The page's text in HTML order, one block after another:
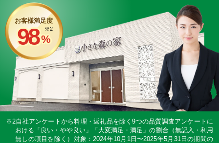
お客様満足度
98%
※2
※2自社アンケートから料理・返礼品を除く9つの品質調査アンケートに
おける「良い・やや良い」「大変満足・満足」の割合（無記入・利用
無しの項目を除く） 対象：2024年10月1日〜2025年5月31日の期間の